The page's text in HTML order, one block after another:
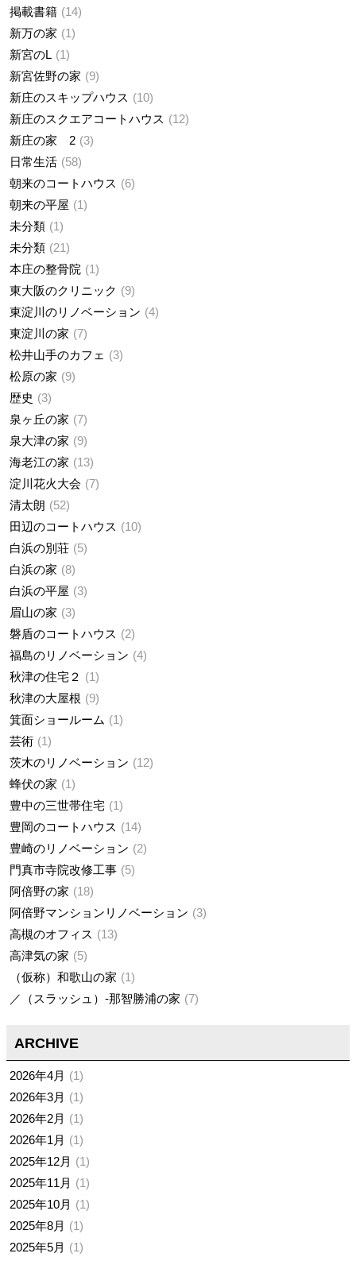
掲載書籍
14
新万の家
1
新宮のL
1
新宮佐野の家
9
新庄のスキップハウス
10
新庄のスクエアコートハウス
12
新庄の家 2 3
日常生活
58
朝来のコートハウス
6
朝来の平屋
1
未分類
1
未分類
21
本庄の整骨院
1
東大阪のクリニック
9
東淀川のリノベーション
4
東淀川の家
7
松井山手のカフェ
3
松原の家
9
歴史
3
泉ヶ丘の家
7
泉大津の家
9
海老江の家
13
淀川花火大会
7
清太朗
52
田辺のコートハウス
10
白浜の別荘
5
白浜の家
8
白浜の平屋
3
眉山の家
3
磐盾のコートハウス
2
福島のリノベーション
4
秋津の住宅２
1
秋津の大屋根
9
箕面ショールーム
1
芸術
1
茨木のリノベーション
12
蜂伏の家
1
豊中の三世帯住宅
1
豊岡のコートハウス
14
豊崎のリノベーション
2
門真市寺院改修工事
5
阿倍野の家
18
阿倍野マンションリノベーション
3
高槻のオフィス
13
高津気の家
5
（仮称）和歌山の家
1
／（スラッシュ）-那智勝浦の家
7
ARCHIVE
2026年4月
1
2026年3月
1
2026年2月
1
2026年1月
1
2025年12月
1
2025年11月
1
2025年10月
1
2025年8月
1
2025年5月
1